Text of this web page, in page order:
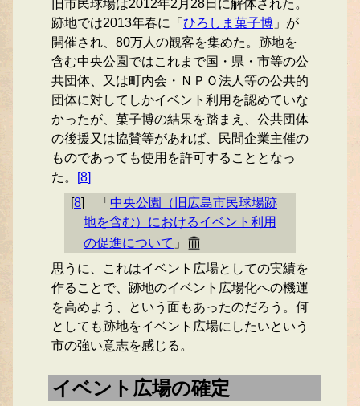
旧市民球場は2012年2月28日に解体された。
跡地では2013年春に「 ひろしま菓子博 」が
開催され、80万人の観客を集めた。跡地を
含む中央公園ではこれまで国・県・市等の公
共団体、又は町内会・ＮＰＯ法人等の公共的
団体に対してしかイベント利用を認めていな
かったが、菓子博の結果を踏まえ、公共団体
の後援又は協賛等があれば、民間企業主催の
ものであっても使用を許可することとなっ
た。
[8]
[8] 「 中央公園（旧広島市民球場跡
地を含む）におけるイベント利用
の促進について 」
思うに、これはイベント広場としての実績を
作ることで、跡地のイベント広場化への機運
を高めよう、という面もあったのだろう。何
としても跡地をイベント広場にしたいという
市の強い意志を感じる。
イベント広場の確定